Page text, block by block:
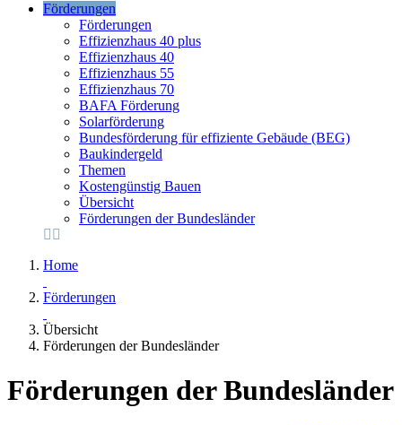
Förderungen
Förderungen
Effizienzhaus 40 plus
Effizienzhaus 40
Effizienzhaus 55
Effizienzhaus 70
BAFA Förderung
Solarförderung
Bundesförderung für effiziente Gebäude (BEG)
Baukindergeld
Themen
Kostengünstig Bauen
Übersicht
Förderungen der Bundesländer
Home
Förderungen
Übersicht
Förderungen der Bundesländer
Förderungen der Bundesländer